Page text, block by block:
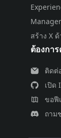
สร้าง X ด้
ต้องกา
ติดต่
เปิด
ขอฟี
ถาม